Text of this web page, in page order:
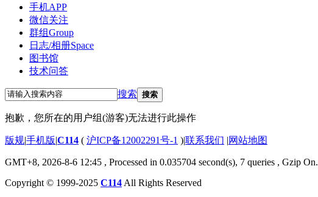
手机APP
微信关注
群组Group
日志/相册Space
图书馆
技术问答
搜索 搜索
抱歉，您所在的用户组(游客)无法进行此操作
版规|手机版|C114 ( 沪ICP备12002291号-1 )|联系我们 |网站地图
GMT+8, 2026-8-6 12:45 , Processed in 0.035704 second(s), 7 queries , Gzip On.
Copyright © 1999-2025 C114 All Rights Reserved